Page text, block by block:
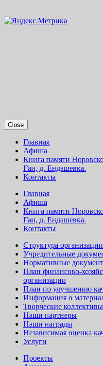
Close
Главная
Афиша
Книга памяти
Гаи, д. Ендашевка.
Контакты
Главная
Афиша
Книга памяти
Гаи, д. Ендашевка.
Контакты
Структура организации
Учредительные
Нормативные
План финансово-
организации
План по улучшению
Информация о
Творческие коллективы
Наши партнеры
Наши награды
Независимая оценка
Услуги
Проекты